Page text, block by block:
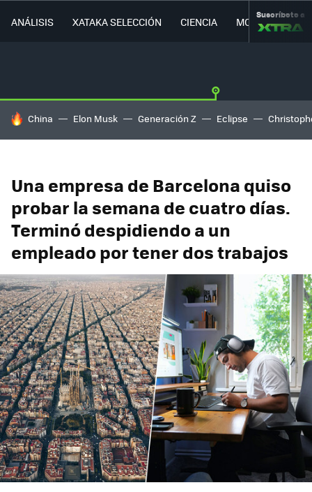
ANÁLISIS XATAKA SELECCIÓN CIENCIA MOVILIDAD
Suscríbete a
HOY SE HABLA DE
China Elon Musk Generación Z Eclipse
Una empresa de Barcelona quiso
probar la semana de cuatro días.
Terminó despidiendo a un
empleado por tener dos trabajos